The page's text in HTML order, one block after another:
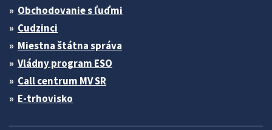
Obchodovanie s ľuďmi
Cudzinci
Miestna štátna správa
Vládny program ESO
Call centrum MV SR
E-trhovisko